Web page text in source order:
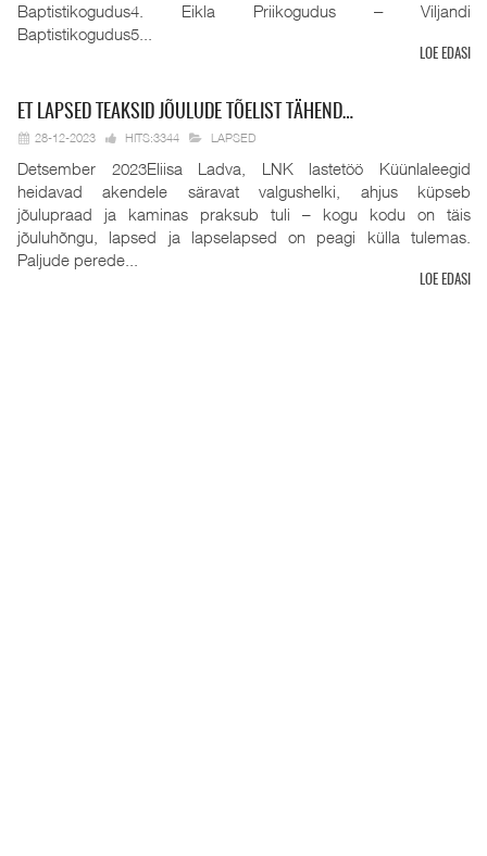
Baptistikogudus4. Eikla Priikogudus ‒ Viljandi
Baptistikogudus5...
LOE EDASI
ET LAPSED TEAKSID JÕULUDE TÕELIST TÄHEND…
28-12-2023 HITS:3344 LAPSED
Detsember 2023Eliisa Ladva, LNK lastetöö Küünlaleegid
heidavad akendele säravat valgushelki, ahjus küpseb
jõulupraad ja kaminas praksub tuli – kogu kodu on täis
jõuluhõngu, lapsed ja lapselapsed on peagi külla tulemas.
Paljude perede...
LOE EDASI